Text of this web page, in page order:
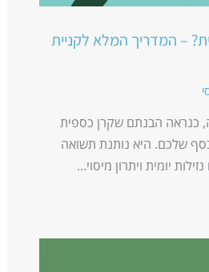
– המדריך המלא לקניית
כנראה הבנתם שקרן כספית
שלכם. היא נותנת תשואה
יומית ויתרון מיסוי…